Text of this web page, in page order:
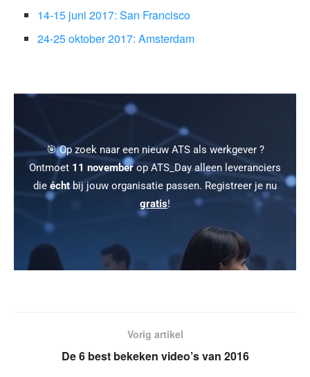
14-15 juni 2017: San Francisco
24-25 oktober 2017: Amsterdam
🎯 Op zoek naar een nieuw ATS als werkgever ?
Ontmoet 11 novemberop ATS_Day alleen leveranciers
die écht bij jouw organisatie passen. Registreer je nu
gratis!
Vorig artikel
De 6 best bekeken video’s van 2016